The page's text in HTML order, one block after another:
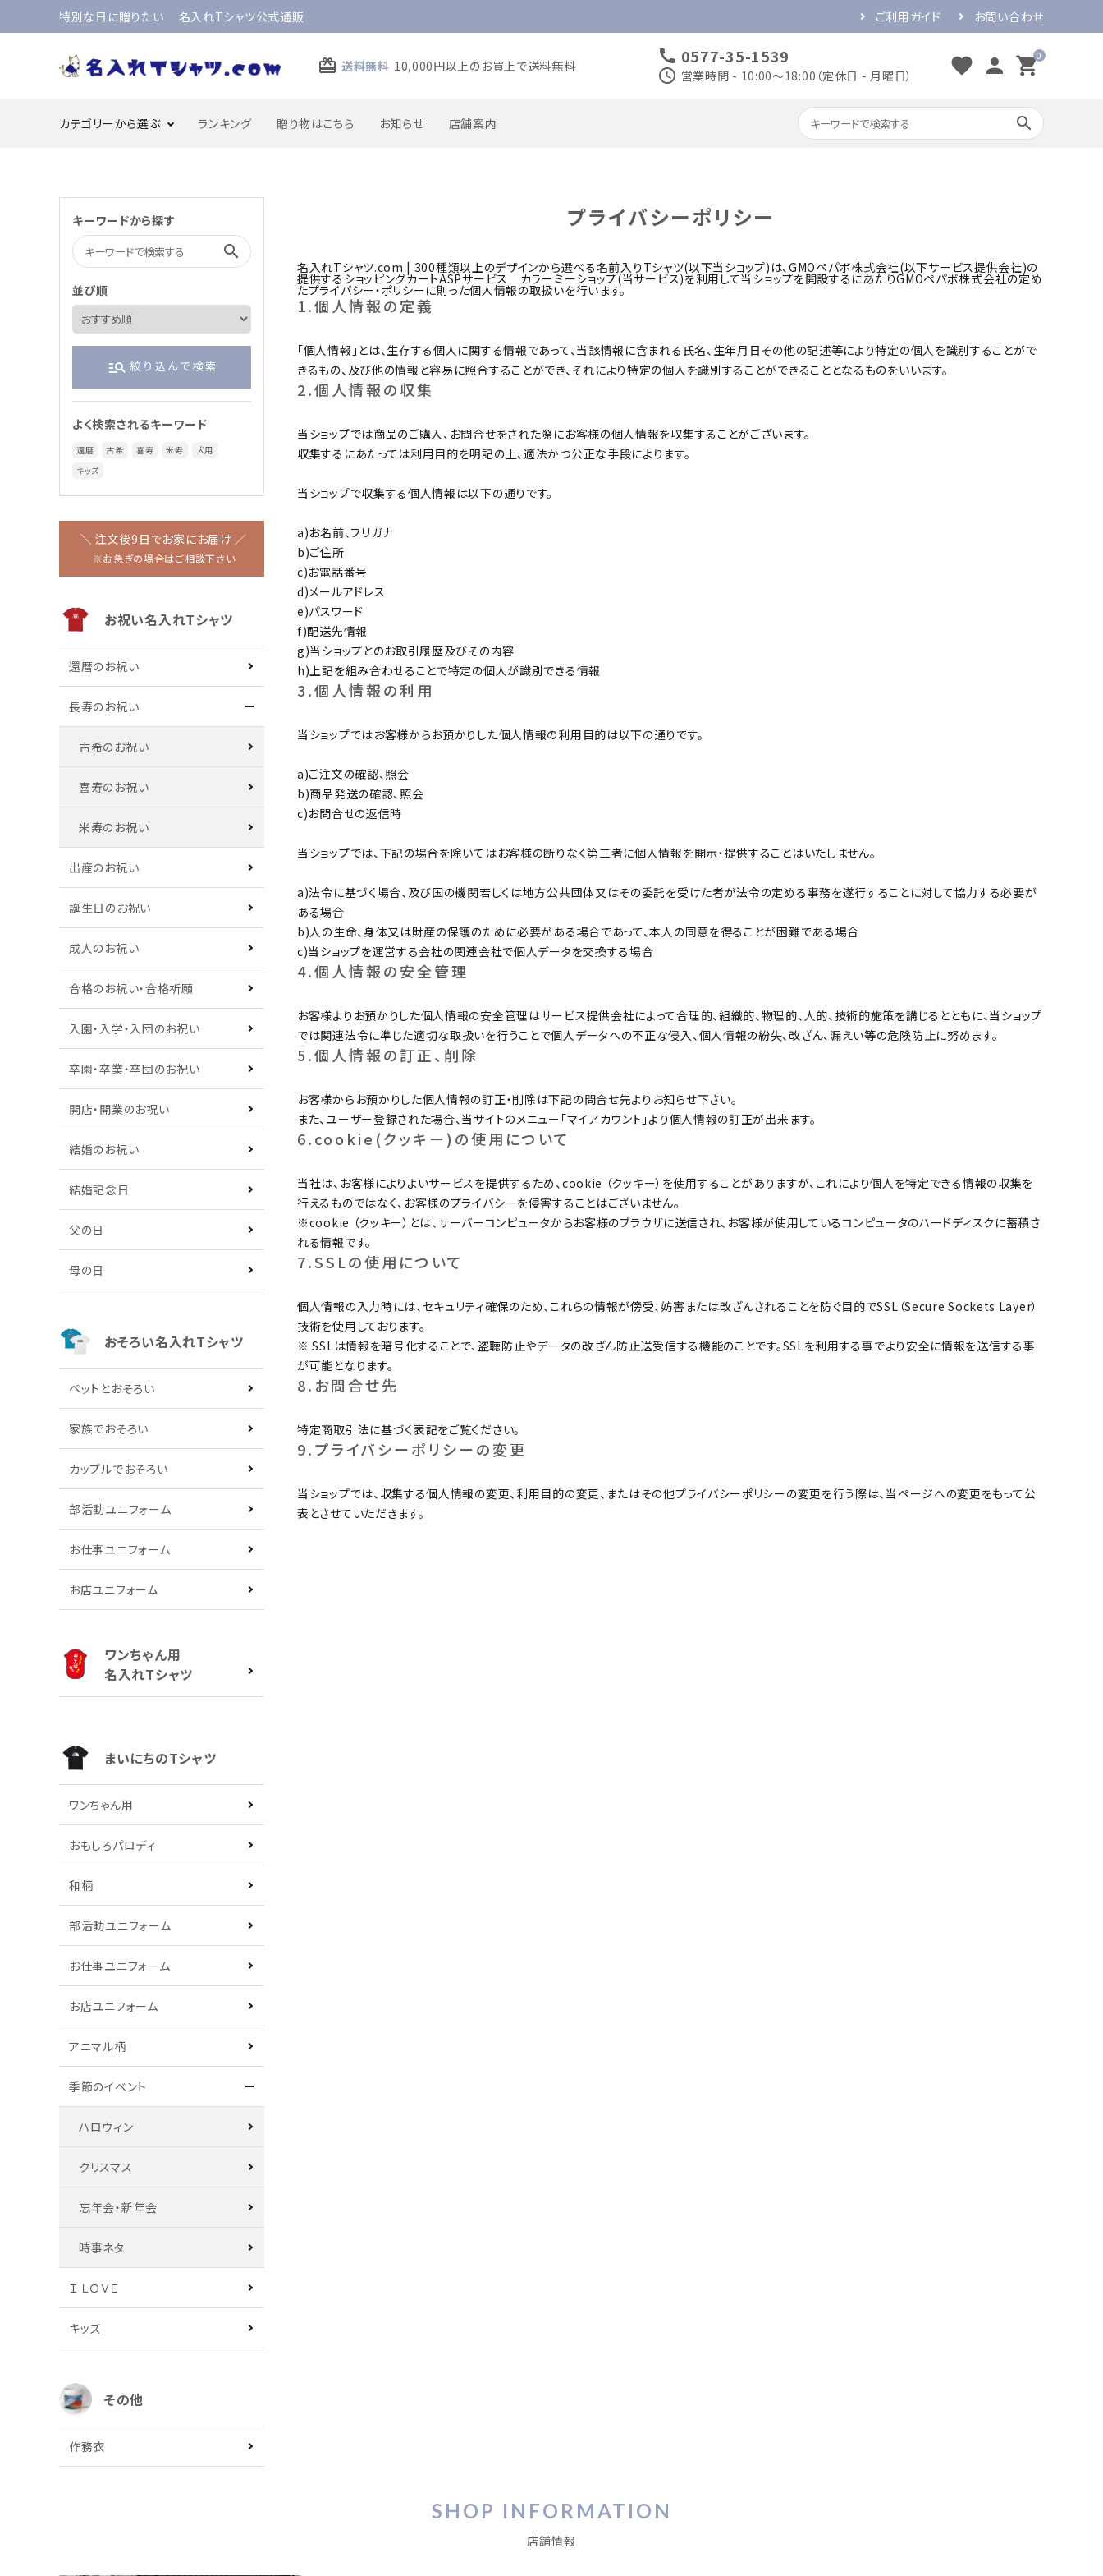
特別な日に贈りたい 名入れTシャツ公式通販 ご利用ガイド お問い合わせ
card_giftcard 送料無料 10,000円以上のお買上で送料無料 call 0577-35-1539
schedule 営業時間 - 10:00～18:00（定休日 - 月曜日） favorite person 0
shopping_cart
カテゴリーから選ぶ
還暦のお祝い 米寿のお祝い 出産のお祝い
成人のお祝い 合格のお祝い・合格祈願
結婚記念日 母の日
ペットとおそろい 家族でおそろい カップルでおそろい 部活動ユニフォーム お仕事ユニフォーム お店ユニフォーム
ワンちゃん用名入れTシャツ
おもしろパロディ 和柄
アニマル柄 ハロウィン
作務衣 パーカー マグカップ
ランキング 贈り物はこちら お知らせ 店舗案内 search
プライバシーポリシー
名入れTシャツ.com | 300種類以上のデザインから選べる名前入りTシャツ(以下当ショップ)は、GMOペパボ株式会社(以下サービス提供会社)の
提供するショッピングカートASPサービス カラーミーショップ(当サービス)を利用して当ショップを開設するにあたりGMOペパボ株式会社の定め
たプライバシー・ポリシーに則った個人情報の取扱いを行います。
1.個人情報の定義
「個人情報」とは、生存する個人に関する情報であって、当該情報に含まれる氏名、生年月日その他の記述等により特定の個人を識別することがで
きるもの、及び他の情報と容易に照合することができ、それにより特定の個人を識別することができることとなるものをいいます。
2.個人情報の収集
当ショップでは商品のご購入、お問合せをされた際にお客様の個人情報を収集することがございます。
収集するにあたっては利用目的を明記の上、適法かつ公正な手段によります。
当ショップで収集する個人情報は以下の通りです。
a)お名前、フリガナ
b)ご住所
c)お電話番号
d)メールアドレス
e)パスワード
f)配送先情報
g)当ショップとのお取引履歴及びその内容
h)上記を組み合わせることで特定の個人が識別できる情報
3.個人情報の利用
当ショップではお客様からお預かりした個人情報の利用目的は以下の通りです。
a)ご注文の確認、照会
b)商品発送の確認、照会
c)お問合せの返信時
当ショップでは、下記の場合を除いてはお客様の断りなく第三者に個人情報を開示・提供することはいたしません。
a)法令に基づく場合、及び国の機関若しくは地方公共団体又はその委託を受けた者が法令の定める事務を遂行することに対して協力する必要が
ある場合
b)人の生命、身体又は財産の保護のために必要がある場合であって、本人の同意を得ることが困難である場合
c)当ショップを運営する会社の関連会社で個人データを交換する場合
4.個人情報の安全管理
お客様よりお預かりした個人情報の安全管理はサービス提供会社によって合理的、組織的、物理的、人的、技術的施策を講じるとともに、当ショップ
では関連法令に準じた適切な取扱いを行うことで個人データへの不正な侵入、個人情報の紛失、改ざん、漏えい等の危険防止に努めます。
5.個人情報の訂正、削除
お客様からお預かりした個人情報の訂正・削除は下記の問合せ先よりお知らせ下さい。
また、ユーザー登録された場合、当サイトのメニュー「マイアカウント」より個人情報の訂正が出来ます。
6.cookie(クッキー)の使用について
当社は、お客様によりよいサービスを提供するため、cookie （クッキー）を使用することがありますが、これにより個人を特定できる情報の収集を
行えるものではなく、お客様のプライバシーを侵害することはございません。
※cookie （クッキー）とは、サーバーコンピュータからお客様のブラウザに送信され、お客様が使用しているコンピュータのハードディスクに蓄積さ
れる情報です。
7.SSLの使用について
個人情報の入力時には、セキュリティ確保のため、これらの情報が傍受、妨害または改ざんされることを防ぐ目的でSSL（Secure Sockets Layer）
技術を使用しております。
※ SSLは情報を暗号化することで、盗聴防止やデータの改ざん防止送受信する機能のことです。SSLを利用する事でより安全に情報を送信する事
が可能となります。
8.お問合せ先
特定商取引法に基づく表記をご覧ください。
9.プライバシーポリシーの変更
当ショップでは、収集する個人情報の変更、利用目的の変更、またはその他プライバシーポリシーの変更を行う際は、当ページへの変更をもって公
表とさせていただきます。
キーワードから探す
search
並び順
manage_search 絞り込んで検索
よく検索されるキーワード
還暦 古希 喜寿 米寿
犬用
キッズ
＼ 注文後9日でお家にお届け ／
※お急ぎの場合はご相談下さい
お祝い名入れTシャツ
還暦のお祝い
長寿のお祝い
古希のお祝い
喜寿のお祝い
米寿のお祝い
出産のお祝い
誕生日のお祝い
成人のお祝い
合格のお祝い・合格祈願
入園・入学・入団のお祝い
卒園・卒業・卒団のお祝い
開店・開業のお祝い
結婚のお祝い
結婚記念日
父の日
母の日
おそろい名入れTシャツ
ペットとおそろい
家族でおそろい
カップルでおそろい
部活動ユニフォーム
お仕事ユニフォーム
お店ユニフォーム
ワンちゃん用
名入れTシャツ
まいにちのTシャツ
ワンちゃん用
おもしろパロディ
和柄
部活動ユニフォーム
お仕事ユニフォーム
お店ユニフォーム
アニマル柄
季節のイベント
ハロウィン
クリスマス
忘年会・新年会
時事ネタ
Ｉ ＬＯＶＥ
キッズ
その他
作務衣
SHOP INFORMATION
店舗情報